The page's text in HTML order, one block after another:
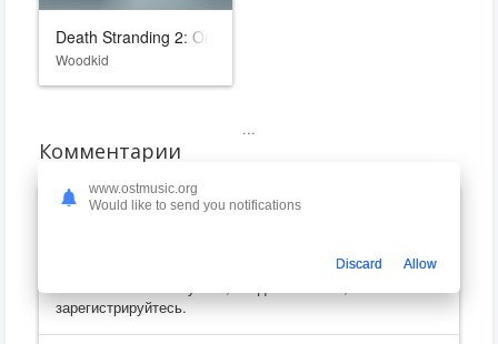
Death Stranding 2: On the Beach
Woodkid
...
Комментарии
оценивать, оставлять комментарии, создавать
зарегистрируйтесь.
www.ostmusic.org
Would like to send you notifications
Discard Allow